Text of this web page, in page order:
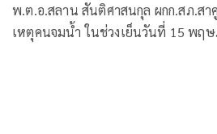
พ.ต.อ.สลาน สันติศาสนกุล ผกก.สภ.สา
เหตุคนจมน้ำ ในช่วงเย็นวันที่ 15 พฤษ